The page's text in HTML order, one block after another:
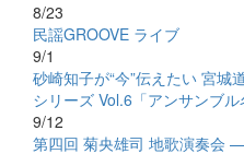
8/23
民謡GROOVE ライブ
9/1
砂崎知子が“今”伝えたい 宮城
シリーズ Vol.6「アンサンブル
9/12
第四回 菊央雄司 地歌演奏会